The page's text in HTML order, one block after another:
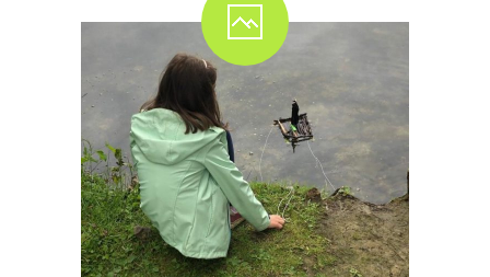
-- Unsere Schule
---- Das Schulgebäude
---- Leitbild
---- Unsere Regeln
---- Zahlen und Fakten
-- Unser Team